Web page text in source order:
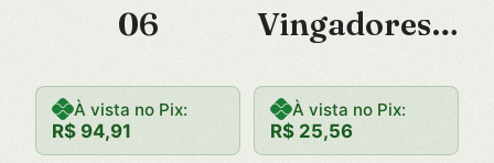
06
À vista no Pix:
R$ 94,91
Vingadores –
À vista no Pix:
R$ 25,56